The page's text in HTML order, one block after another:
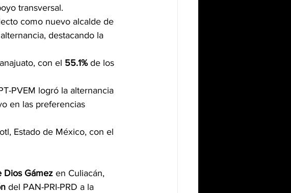
transversal.
como nuevo alcalde de
destacando la
con el 55.1% de los
PVEM logró la alternancia
en las preferencias
Estado de México, con el
Dios Gámez en Culiacán,
del PAN-PRI-PRD a la